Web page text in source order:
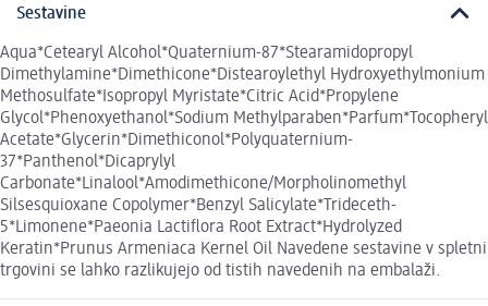
Sestavine
Aqua*Cetearyl Alcohol*Quaternium-87*Stearamidopropyl
Dimethylamine*Dimethicone*Distearoylethyl Hydroxyethylmonium
Methosulfate*Isopropyl Myristate*Citric Acid*Propylene
Glycol*Phenoxyethanol*Sodium Methylparaben*Parfum*Tocopheryl
Acetate*Glycerin*Dimethiconol*Polyquaternium-
37*Panthenol*Dicaprylyl
Carbonate*Linalool*Amodimethicone/Morpholinomethyl
Silsesquioxane Copolymer*Benzyl Salicylate*Trideceth-
5*Limonene*Paeonia Lactiflora Root Extract*Hydrolyzed
Keratin*Prunus Armeniaca Kernel Oil Navedene sestavine v spletni
trgovini se lahko razlikujejo od tistih navedenih na embalaži.